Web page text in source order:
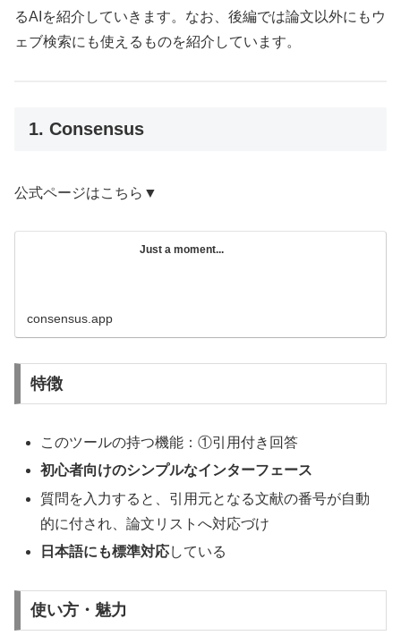
るAIを紹介していきます。なお、後編では論文以外にもウ
ェブ検索にも使えるものを紹介しています。
1. Consensus
公式ページはこちら▼
Just a moment...
consensus.app
特徴
このツールの持つ機能：①引用付き回答
初心者向けのシンプルなインターフェース
質問を入力すると、引用元となる文献の番号が自動
的に付され、論文リストへ対応づけ
日本語にも標準対応している
使い方・魅力